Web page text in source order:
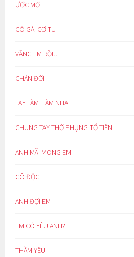
ƯỚC MƠ
CÔ GÁI CƠ TU
VẮNG EM RỒI…
CHÁN ĐỜI
TAY LÀM HÀM NHAI
CHUNG TAY THỜ PHỤNG TỔ TIÊN
ANH MÃI MONG EM
CÔ ĐỘC
ANH ĐỢI EM
EM CÓ YÊU ANH?
THẦM YÊU